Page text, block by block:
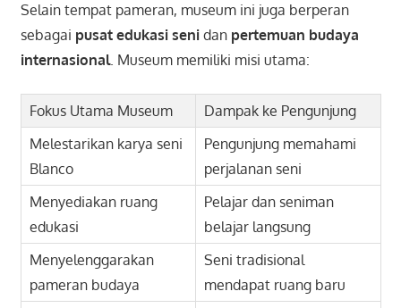
Selain tempat pameran, museum ini juga berperan
sebagai pusat edukasi senidan pertemuan budaya
internasional. Museum memiliki misi utama:
Fokus Utama Museum
Dampak ke Pengunjung
Melestarikan karya seni
Blanco
Pengunjung memahami
perjalanan seni
Menyediakan ruang
edukasi
Pelajar dan seniman
belajar langsung
Menyelenggarakan
pameran budaya
Seni tradisional
mendapat ruang baru